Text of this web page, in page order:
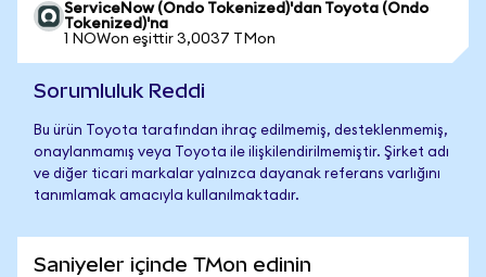
ServiceNow (Ondo Tokenized)'dan Toyota (Ondo
Tokenized)'na
1 NOWon eşittir 3,0037 TMon
Sorumluluk Reddi
Bu ürün Toyota tarafından ihraç edilmemiş, desteklenmemiş,
onaylanmamış veya Toyota ile ilişkilendirilmemiştir. Şirket adı
ve diğer ticari markalar yalnızca dayanak referans varlığını
tanımlamak amacıyla kullanılmaktadır.
Saniyeler içinde TMon edinin